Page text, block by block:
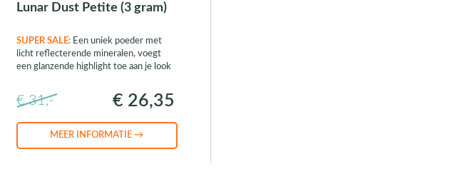
Lunar Dust Petite (3 gram)
SUPER SALE: Een uniek poeder met
licht reflecterende mineralen, voegt
een glanzende highlight toe aan je look
€ 31,- € 26,35
MEER INFORMATIE →